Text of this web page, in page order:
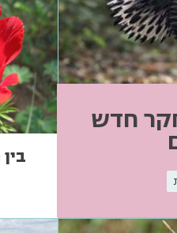
חדש